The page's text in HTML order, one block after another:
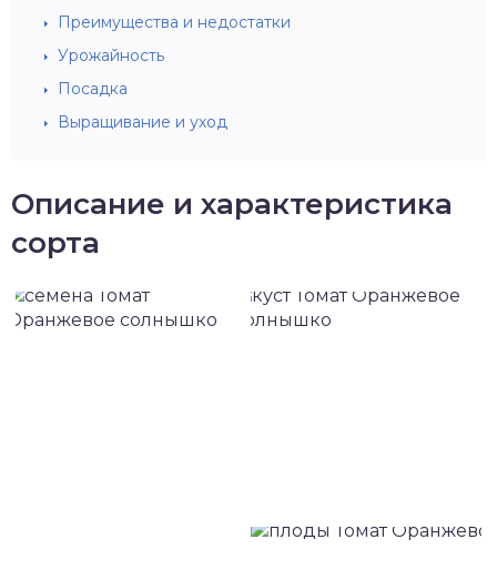
Преимущества и недостатки
Урожайность
Посадка
Выращивание и уход
Описание и характеристика
сорта